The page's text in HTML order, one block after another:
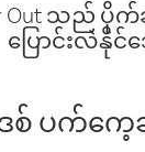
Out သည် ပို
ပြောင်းလဲနို
ပက်ကေ့ချ်